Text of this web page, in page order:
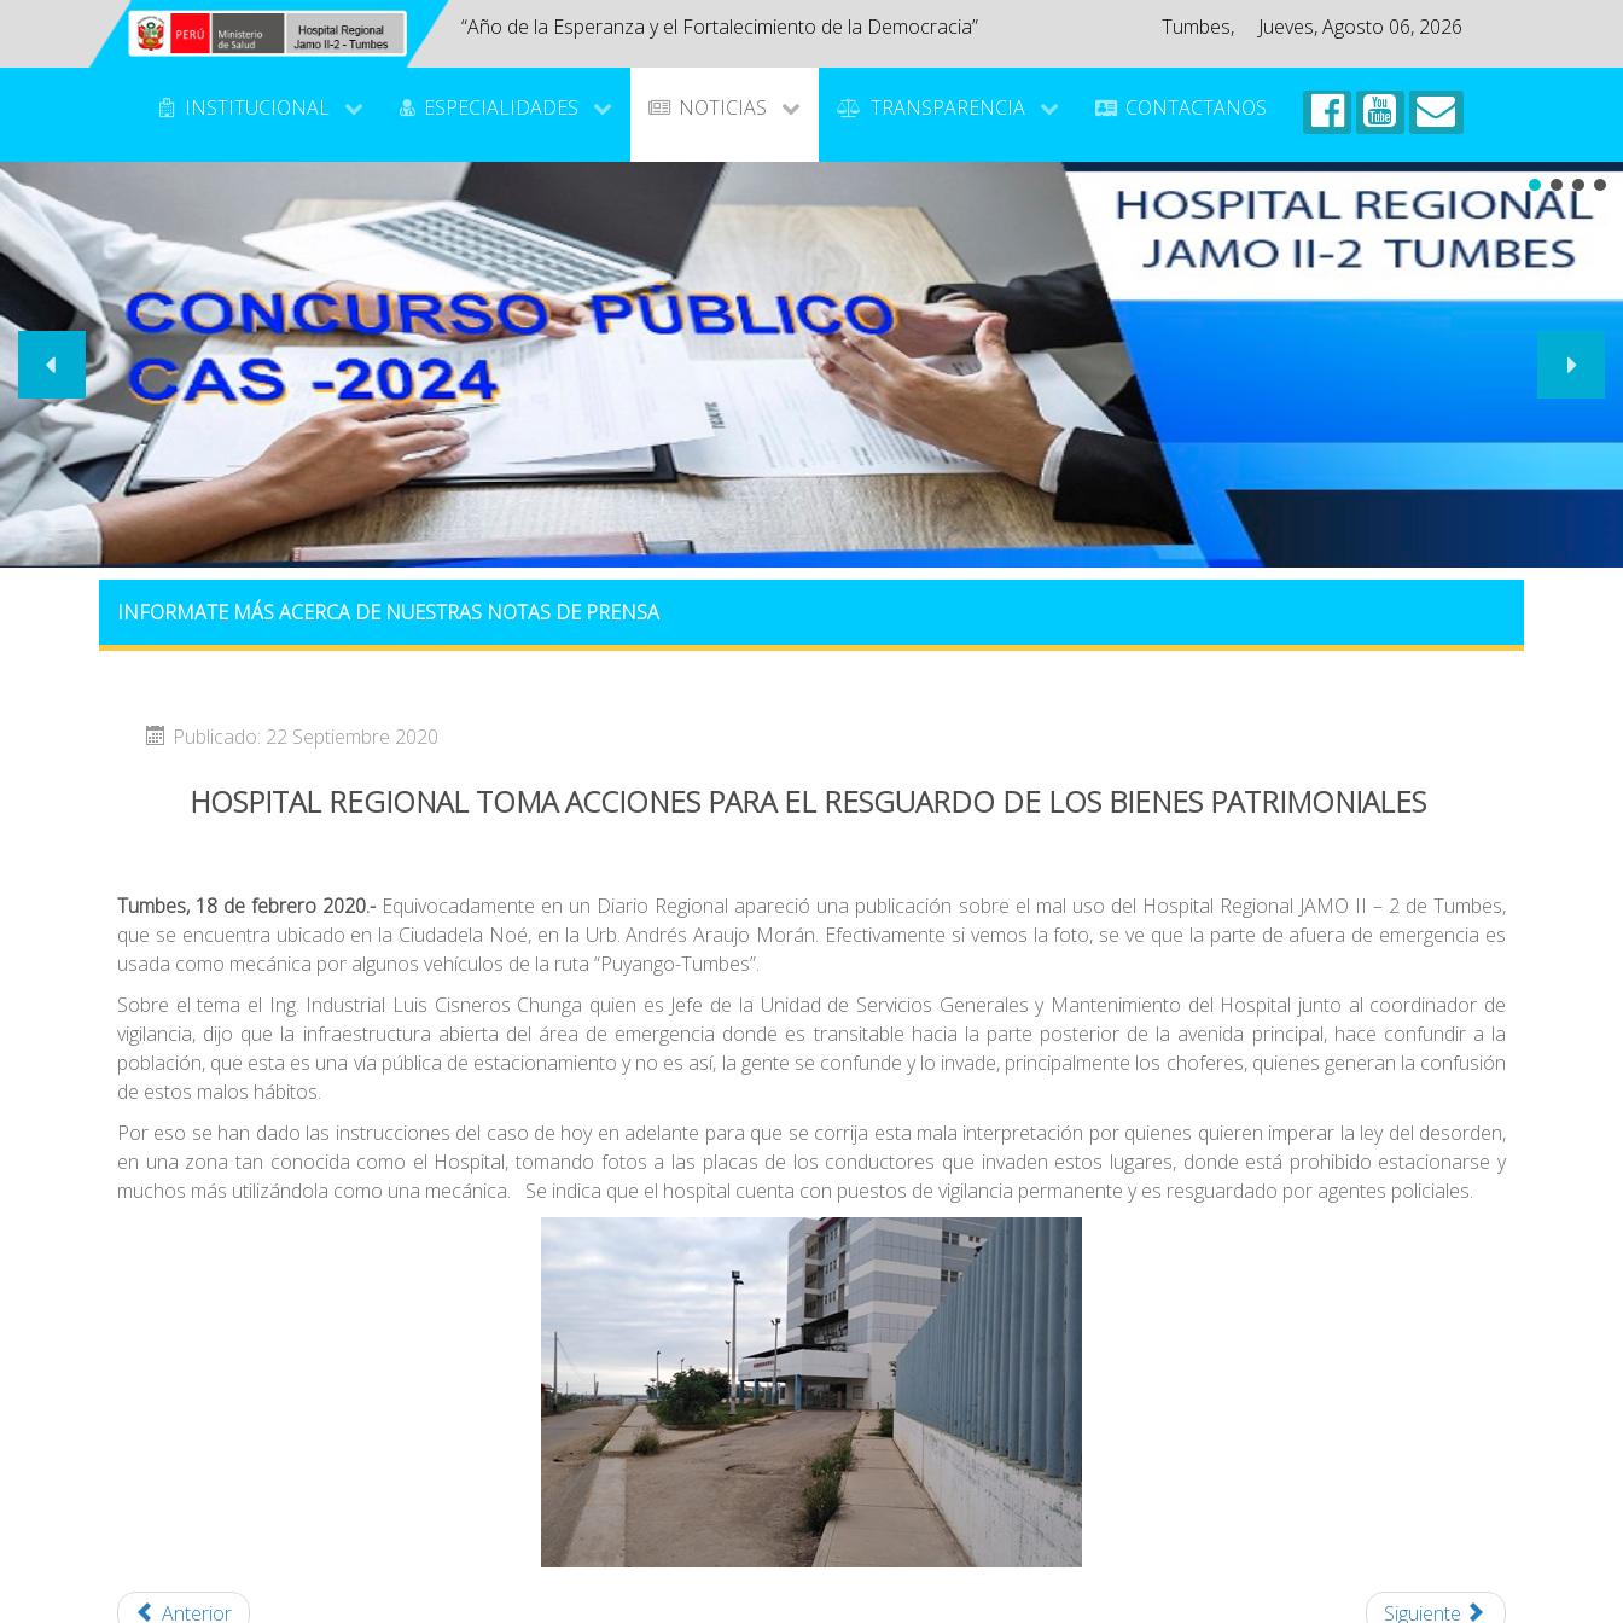
“Año de la Esperanza y el Fortalecimiento de la Democracia” Tumbes, Jueves, Agosto 06, 2026
INSTITUCIONAL ESPECIALIDADES NOTICIAS TRANSPARENCIA CONTACTANOS
INFORMATE MÁS ACERCA DE NUESTRAS NOTAS DE PRENSA
Publicado: 22 Septiembre 2020
HOSPITAL REGIONAL TOMA ACCIONES PARA EL RESGUARDO DE LOS BIENES PATRIMONIALES
Tumbes, 18 de febrero 2020.-Equivocadamente en un Diario Regional apareció una publicación sobre el mal uso del Hospital Regional JAMO II – 2 de Tumbes,
que se encuentra ubicado en la Ciudadela Noé, en la Urb. Andrés Araujo Morán. Efectivamente si vemos la foto, se ve que la parte de afuera de emergencia es
usada como mecánica por algunos vehículos de la ruta “Puyango-Tumbes”.
Sobre el tema el Ing. Industrial Luis Cisneros Chunga quien es Jefe de la Unidad de Servicios Generales y Mantenimiento del Hospital junto al coordinador de
vigilancia, dijo que la infraestructura abierta del área de emergencia donde es transitable hacia la parte posterior de la avenida principal, hace confundir a la
población, que esta es una vía pública de estacionamiento y no es así, la gente se confunde y lo invade, principalmente los choferes, quienes generan la confusión
de estos malos hábitos.
Por eso se han dado las instrucciones del caso de hoy en adelante para que se corrija esta mala interpretación por quienes quieren imperar la ley del desorden,
en una zona tan conocida como el Hospital, tomando fotos a las placas de los conductores que invaden estos lugares, donde está prohibido estacionarse y
muchos más utilizándola como una mecánica. Se indica que el hospital cuenta con puestos de vigilancia permanente y es resguardado por agentes policiales.
Anterior Siguiente